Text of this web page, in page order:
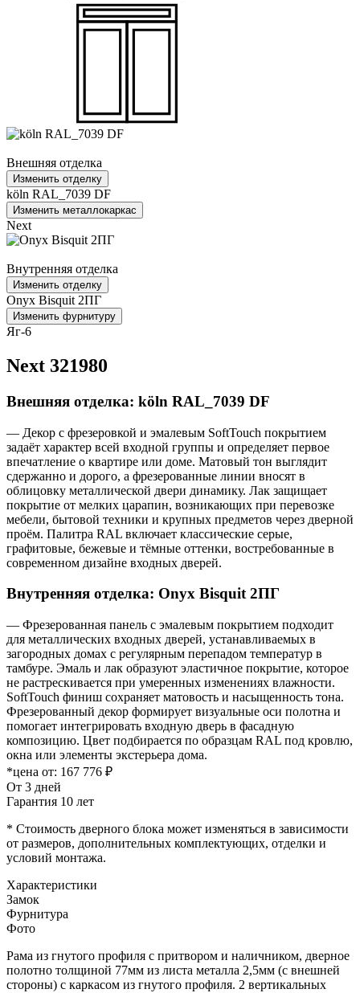
Внешняя отделка
Изменить отделку
köln RAL_7039 DF
Изменить металлокаркас
Next
Внутренняя отделка
Изменить отделку
Onyx Bisquit 2ПГ
Изменить фурнитуру
Яг-6
Next 321980
Внешняя отделка: köln RAL_7039 DF
— Декор с фрезеровкой и эмалевым SoftTouch покрытием
задаёт характер всей входной группы и определяет первое
впечатление о квартире или доме. Матовый тон выглядит
сдержанно и дорого, а фрезерованные линии вносят в
облицовку металлической двери динамику. Лак защищает
покрытие от мелких царапин, возникающих при перевозке
мебели, бытовой техники и крупных предметов через дверной
проём. Палитра RAL включает классические серые,
графитовые, бежевые и тёмные оттенки, востребованные в
современном дизайне входных дверей.
Внутренняя отделка: Onyx Bisquit 2ПГ
— Фрезерованная панель с эмалевым покрытием подходит
для металлических входных дверей, устанавливаемых в
загородных домах с регулярным перепадом температур в
тамбуре. Эмаль и лак образуют эластичное покрытие, которое
не растрескивается при умеренных изменениях влажности.
SoftTouch финиш сохраняет матовость и насыщенность тона.
Фрезерованный декор формирует визуальные оси полотна и
помогает интегрировать входную дверь в фасадную
композицию. Цвет подбирается по образцам RAL под кровлю,
окна или элементы экстерьера дома.
*цена от: 167 776 ₽
От 3 дней
Гарантия 10 лет
* Стоимость дверного блока может изменяться в зависимости
от размеров, дополнительных комплектующих, отделки и
условий монтажа.
Характеристики
Замок
Фурнитура
Фото
Рама из гнутого профиля с притвором и наличником, дверное
полотно толщиной 77мм из листа металла 2,5мм (с внешней
стороны) c каркасом из гнутого профиля. 2 вертикальных